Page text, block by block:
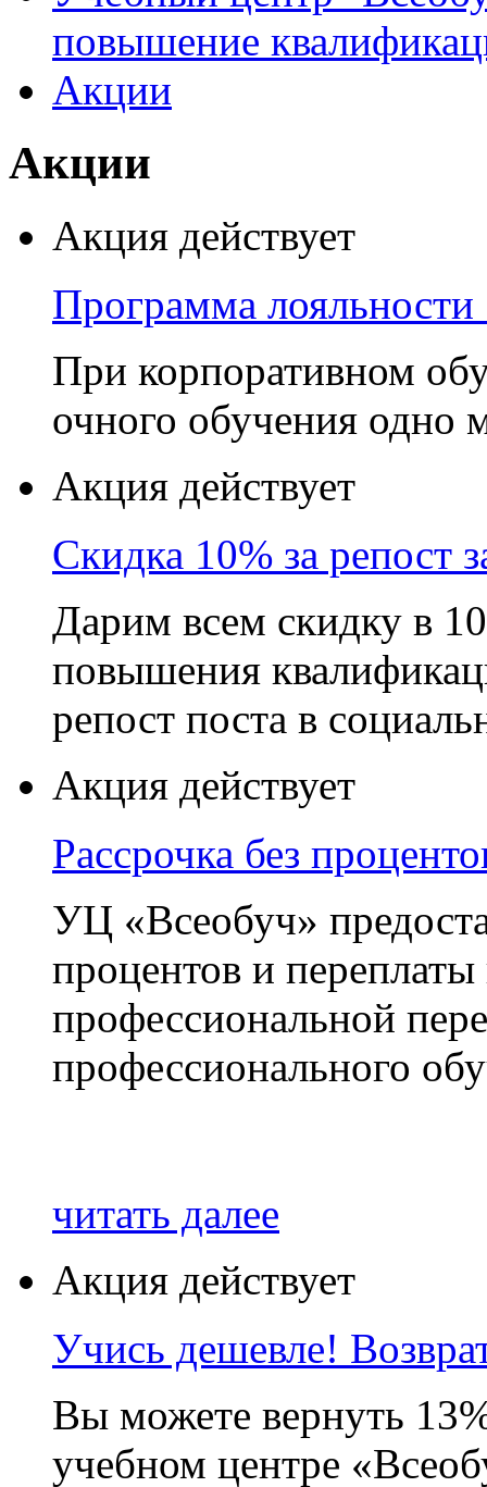
повышение
Акции
Акции
Акция действует
Программа
При корпоративном
очного обучения одно
Акция действует
Скидка 10% за репост
Дарим всем скидку в
повышения
репост поста в
Акция действует
Рассрочка без
УЦ «Всеобуч»
процентов и
профессиональной
профессионального
читать далее
Акция действует
Учись дешевле!
Вы можете вернуть
учебном центре